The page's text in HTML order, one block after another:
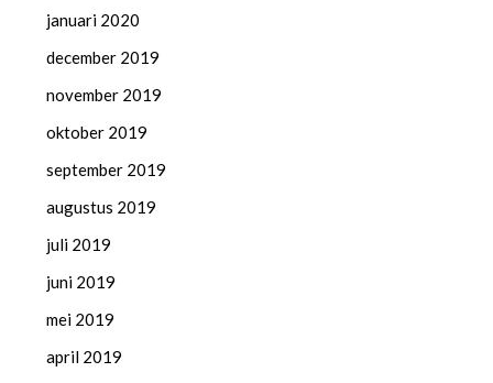
januari 2020
december 2019
november 2019
oktober 2019
september 2019
augustus 2019
juli 2019
juni 2019
mei 2019
april 2019